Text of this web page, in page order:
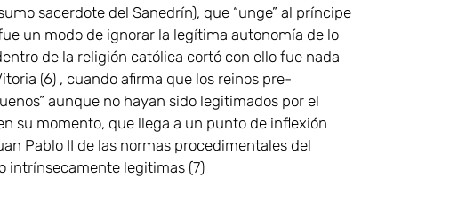
sacerdote del Sanedrín), que “unge” al príncipe
un modo de ignorar la legítima autonomía de lo
de la religión católica cortó con ello fue nada
(6) , cuando afirma que los reinos pre-
aunque no hayan sido legitimados por el
su momento, que llega a un punto de inflexión
Pablo II de las normas procedimentales del
intrínsecamente legitimas (7)